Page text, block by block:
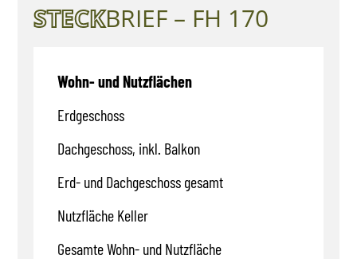
STECKBRIEF – FH 170
Wohn- und Nutzflächen
Erdgeschoss
Dachgeschoss, inkl. Balkon
Erd- und Dachgeschoss gesamt
Nutzfläche Keller
Gesamte Wohn- und Nutzfläche